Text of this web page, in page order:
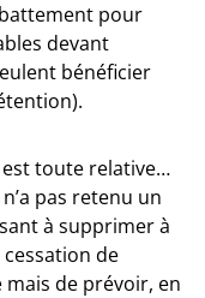
pour
devant
bénéficier
est toute relative…
pas retenu un
à supprimer à
de
de prévoir, en